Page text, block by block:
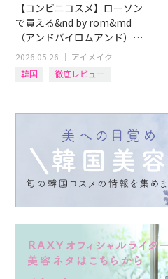
【コンビニコスメ】ローソン
で買える&nd by rom&md
（アンドバイロムアンド）全
15商品イエベ・ブルベ別にレ
ビュー！
2026.05.26 ｜ アイメイク
韓国
徹底レビュー